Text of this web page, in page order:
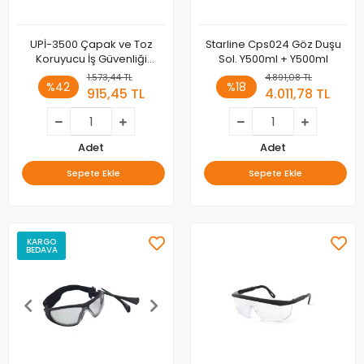
UPİ-3500 Çapak ve Toz
Koruyucu İş Güvenliği
Gözlüğü (Şeffaf) 12 Li Paket
%42
1.573,44 TL
915,45 TL
Adet
Sepete Ekle
Starline Cps024 Göz Duşu
Sol. Y500ml + Y500ml
%18
4.891,08 TL
4.011,78 TL
Adet
Sepete Ekle
KARGO
BEDAVA